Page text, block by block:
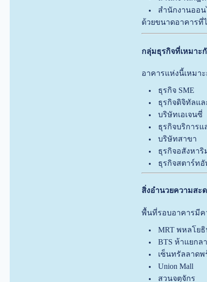
สำนักงานออน
ด้วยขนาดอาคารที่
กลุ่มธุรกิจที่เหมาะ
อาคารแห่งนี้เหมา
ธุรกิจ SME
ธุรกิจดิจิทัลแ
บริษัทเอเจนซี่
ธุรกิจบริการแ
บริษัทสาขา
ธุรกิจอสังหา
ธุรกิจสตาร์ทอั
สิ่งอำนวยความสะ
พื้นที่รอบอาคารมีค
MRT พหลโย
BTS ห้าแยกล
เซ็นทรัลลาดพ
Union Mall
สวนจตุจักร